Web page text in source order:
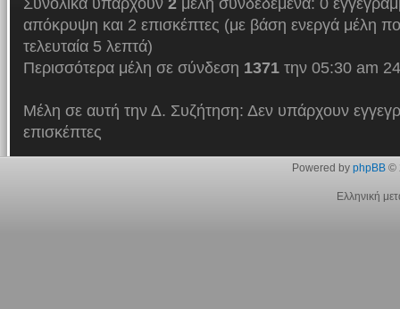
απόκρυψη και 2 επισκέπτες (με βάση ενεργά μέλη
τελευταία 5 λεπτά)
Περισσότερα μέλη σε σύνδεση 1371την 05:30 am
Μέλη σε αυτή την Δ. Συζήτηση: Δεν υπάρχουν
επισκέπτες
Powered by phpBB©
Ελληνική